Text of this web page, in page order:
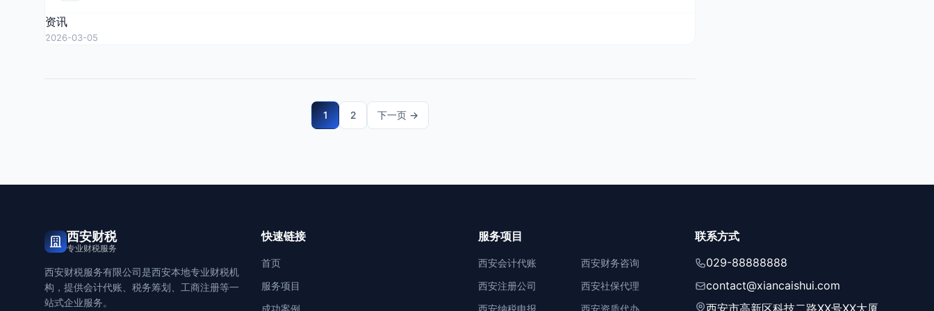
资讯
2026-03-05
文
页
1 2 下一页 →
西安财税
专业财税服务
西安财税服务有限公司是西安本地专业财税机
构，提供会计代账、税务筹划、工商注册等一
站式企业服务。
快速链接
首页
服务项目
成功案例
服务项目
西安会计代账
西安注册公司
西安纳税申报
西安财务咨询
西安社保代理
西安资质代办
联系方式
029-88888888
contact@xiancaishui.com
西安市高新区科技二路XX号XX大厦